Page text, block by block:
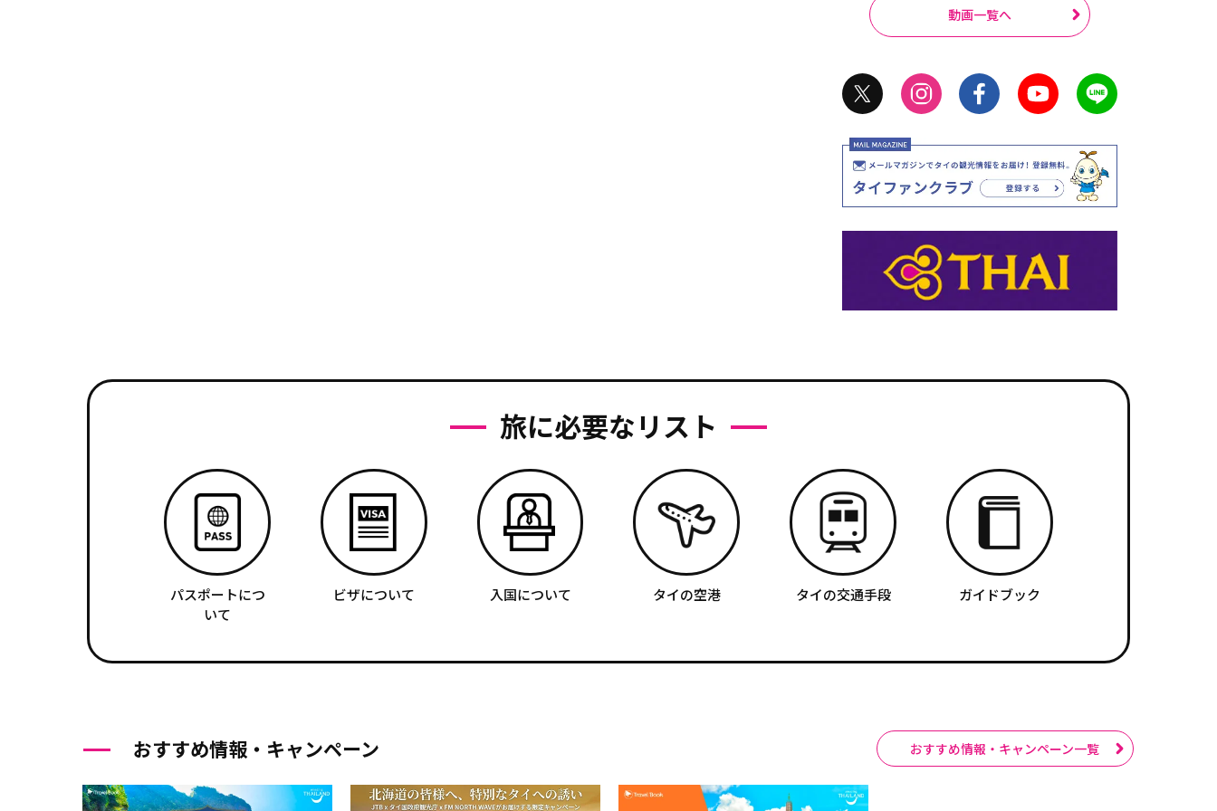
動画一覧へ
旅に必要なリスト
パスポートにつ
いて
ビザについて 入国について タイの空港 タイの交通手段 ガイドブック
おすすめ情報・キャンペーン おすすめ情報・キャンペーン一覧